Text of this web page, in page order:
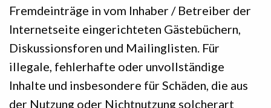
Fremdeinträge in vom Inhaber / Betreiber der
Internetseite eingerichteten Gästebüchern,
Diskussionsforen und Mailinglisten. Für
illegale, fehlerhafte oder unvollständige
Inhalte und insbesondere für Schäden, die aus
der Nutzung oder Nichtnutzung solcherart